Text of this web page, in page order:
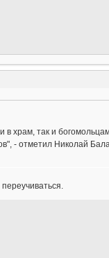
храм, так и
- отметил Николай